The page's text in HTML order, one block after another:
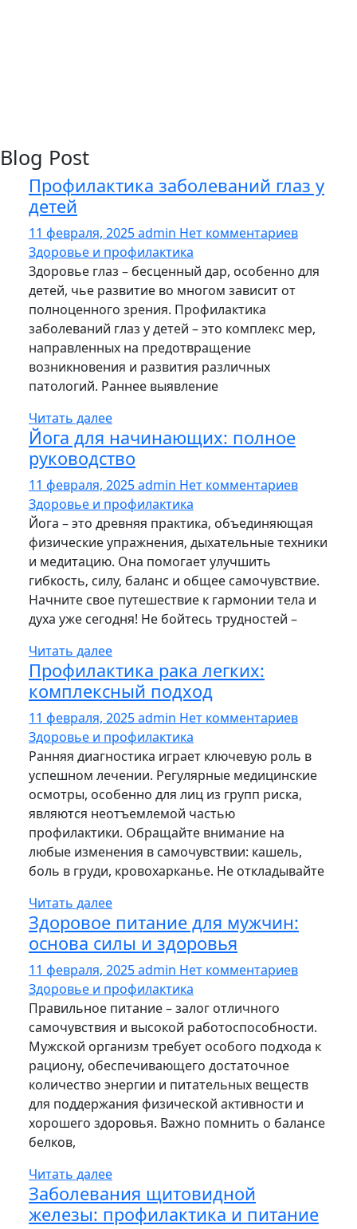
Blog Post
Профилактика заболеваний глаз у
детей
11 февраля, 2025admin Нет комментариев
Здоровье и профилактика
Здоровье глаз – бесценный дар, особенно для
детей, чье развитие во многом зависит от
полноценного зрения. Профилактика
заболеваний глаз у детей – это комплекс мер,
направленных на предотвращение
возникновения и развития различных
патологий. Раннее выявление
Читать далее
Йога для начинающих: полное
руководство
11 февраля, 2025admin Нет комментариев
Здоровье и профилактика
Йога – это древняя практика‚ объединяющая
физические упражнения‚ дыхательные техники
и медитацию. Она помогает улучшить
гибкость‚ силу‚ баланс и общее самочувствие.
Начните свое путешествие к гармонии тела и
духа уже сегодня! Не бойтесь трудностей –
Читать далее
Профилактика рака легких:
комплексный подход
11 февраля, 2025admin Нет комментариев
Здоровье и профилактика
Ранняя диагностика играет ключевую роль в
успешном лечении. Регулярные медицинские
осмотры, особенно для лиц из групп риска,
являются неотъемлемой частью
профилактики. Обращайте внимание на
любые изменения в самочувствии: кашель,
боль в груди, кровохарканье. Не откладывайте
Читать далее
Здоровое питание для мужчин:
основа силы и здоровья
11 февраля, 2025admin Нет комментариев
Здоровье и профилактика
Правильное питание – залог отличного
самочувствия и высокой работоспособности.
Мужской организм требует особого подхода к
рациону, обеспечивающего достаточное
количество энергии и питательных веществ
для поддержания физической активности и
хорошего здоровья. Важно помнить о балансе
белков,
Читать далее
Заболевания щитовидной
железы: профилактика и питание